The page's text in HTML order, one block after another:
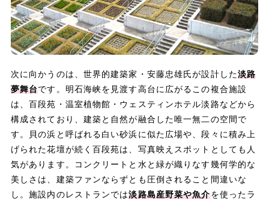
次に向かうのは、世界的建築家・安藤忠雄氏が設計した淡路
夢舞台です。明石海峡を見渡す高台に広がるこの複合施設
は、百段苑・温室植物館・ウェスティンホテル淡路などから
構成されており、建築と自然が融合した唯一無二の空間で
す。貝の浜と呼ばれる白い砂浜に似た広場や、段々に積み上
げられた花壇が続く百段苑は、写真映えスポットとしても人
気があります。コンクリートと水と緑が織りなす幾何学的な
美しさは、建築ファンならずとも圧倒されること間違いな
し。施設内のレストランでは淡路島産野菜や魚介を使ったラ